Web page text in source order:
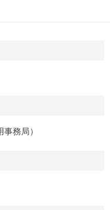
務局）